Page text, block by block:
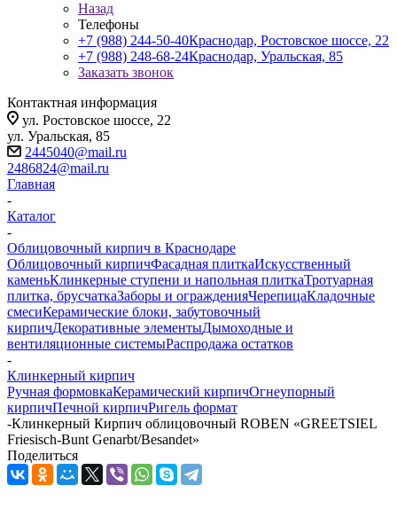
Назад
Телефоны
+7 (988) 244-50-40Краснодар, Ростовское шоссе, 22
+7 (988) 248-68-24Краснодар, Уральская, 85
Заказать звонок
Контактная информация
ул. Ростовское шоссе, 22
ул. Уральская, 85
2445040@mail.ru
2486824@mail.ru
Главная
-
Каталог
-
Облицовочный кирпич в Краснодаре
Облицовочный кирпичФасадная плиткаИскусственный
каменьКлинкерные ступени и напольная плиткаТротуарная
плитка, брусчаткаЗаборы и огражденияЧерепицаКладочные
смесиКерамические блоки, забутовочный
кирпичДекоративные элементыДымоходные и
вентиляционные системыРаспродажа остатков
-
Клинкерный кирпич
Ручная формовкаКерамический кирпичОгнеупорный
кирпичПечной кирпичРигель формат
-Клинкерный Кирпич облицовочный ROBEN «GREETSIEL
Friesisch-Bunt Genarbt/Besandet»
Поделиться